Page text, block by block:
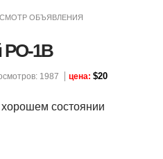
ОБЪЯВЛЕНИЯ
РО-1В
1987 цена: $20
состоянии